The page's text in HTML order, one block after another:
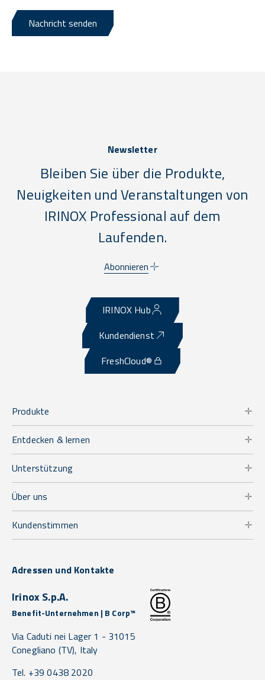
Nachricht senden
Newsletter
Bleiben Sie über die Produkte,
Neuigkeiten und Veranstaltungen von
IRINOX Professional auf dem
Laufenden.
Abonnieren
IRINOX Hub
Kundendienst
FreshCloud®
Produkte
Entdecken & lernen
Unterstützung
Über uns
Kundenstimmen
Adressen und Kontakte
Irinox S.p.A.
Benefit-Unternehmen | B Corp™
Via Caduti nei Lager 1 - 31015
Conegliano (TV), Italy
Tel. +39 0438 2020